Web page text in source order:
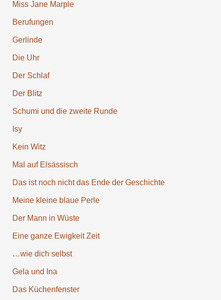
Miss Jane Marple
Berufun­gen
Gerlinde
Die Uhr
Der Schlaf
Der Blitz
Schumi und die zweite Runde
Isy
Kein Witz
Mal auf Elsäs­sisch
Das ist noch nicht das Ende der Ge­schichte
Meine kleine blaue Perle
Der Mann in Wüste
Eine ganze Ewigkeit Zeit
…wie dich selbst
Gela und Ina
Das Küchen­fenster